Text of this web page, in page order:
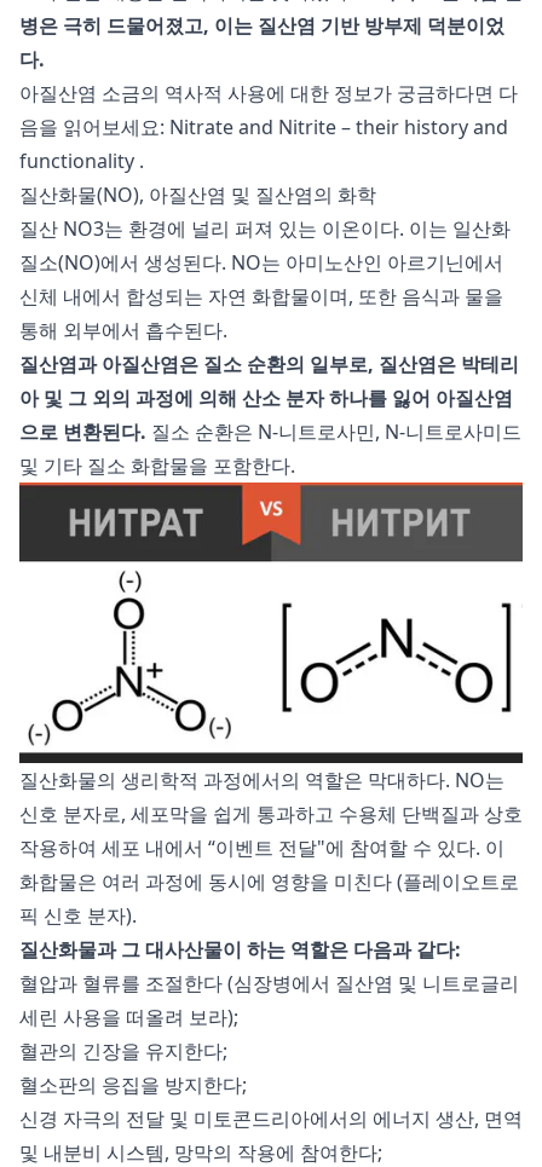
병은 극히 드물어졌고, 이는 질산염 기반 방부제 덕분이었
다.
아질산염 소금의 역사적 사용에 대한 정보가 궁금하다면 다
음을 읽어보세요: Nitrate and Nitrite – their history and
functionality .
질산화물(NO), 아질산염 및 질산염의 화학
질산 NO3는 환경에 널리 퍼져 있는 이온이다. 이는 일산화
질소(NO)에서 생성된다. NO는 아미노산인 아르기닌에서
신체 내에서 합성되는 자연 화합물이며, 또한 음식과 물을
통해 외부에서 흡수된다.
질산염과 아질산염은 질소 순환의 일부로, 질산염은 박테리
아 및 그 외의 과정에 의해 산소 분자 하나를 잃어 아질산염
으로 변환된다. 질소 순환은 N-니트로사민, N-니트로사미드
및 기타 질소 화합물을 포함한다.
질산화물의 생리학적 과정에서의 역할은 막대하다. NO는
신호 분자로, 세포막을 쉽게 통과하고 수용체 단백질과 상호
작용하여 세포 내에서 “이벤트 전달"에 참여할 수 있다. 이
화합물은 여러 과정에 동시에 영향을 미친다 (플레이오트로
픽 신호 분자).
질산화물과 그 대사산물이 하는 역할은 다음과 같다:
혈압과 혈류를 조절한다 (심장병에서 질산염 및 니트로글리
세린 사용을 떠올려 보라);
혈관의 긴장을 유지한다;
혈소판의 응집을 방지한다;
신경 자극의 전달 및 미토콘드리아에서의 에너지 생산, 면역
및 내분비 시스템, 망막의 작용에 참여한다;